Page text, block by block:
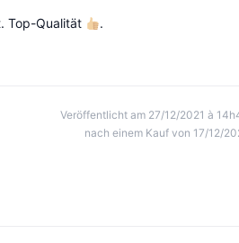
Top-Qualität .
Veröffentlicht am 27/12/2021 à
nach einem Kauf von 17/12/